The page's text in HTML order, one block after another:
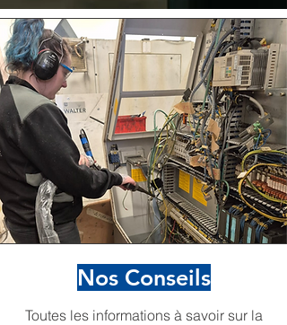
Nos Conseils
Toutes les informations à savoir sur la